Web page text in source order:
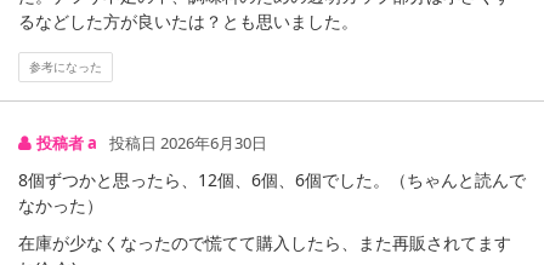
注意事項
るなどした方が良いたは？とも思いました。
参考になった
投稿者 a 投稿日 2026年6月30日
8個ずつかと思ったら、12個、6個、6個でした。（ちゃんと読んで
なかった）
在庫が少なくなったので慌てて購入したら、また再販されてます